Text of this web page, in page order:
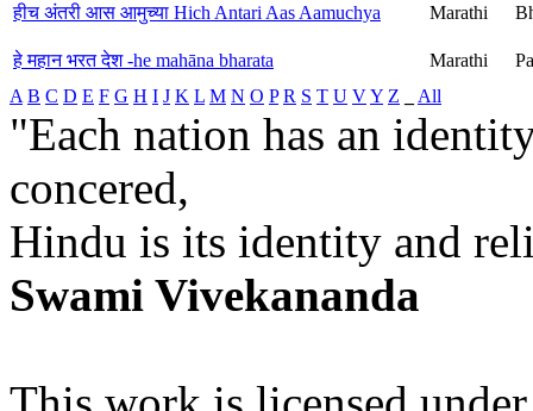
हीच अंतरी आस आमुच्या Hich Antari Aas Aamuchya Marathi
हे महान भरत देश -he mahāna bharata Marathi
A B C D E F G H I J K L M N O P R S T U VY Z All
"Each nation has an
concered,
Hindu is its identity and
Swami Vivekananda